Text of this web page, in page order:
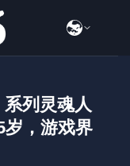
系列灵魂人
岁，游戏界